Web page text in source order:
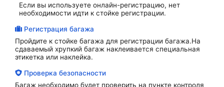
Если вы используете онлайн-регистрацию, нет
необходимости идти к стойке регистрации.
Регистрация багажа
Пройдите к стойке багажа для регистрации багажа.На
сдаваемый хрупкий багаж наклеивается специальная
этикетка или наклейка.
Проверка безопасности
Багаж необходимо будет проверить на пункте контроля